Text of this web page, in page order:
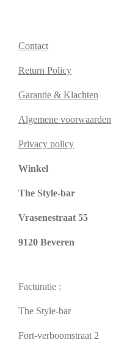
Contact
Return Policy
Garantie & Klachten
Algemene voorwaarden
Privacy policy
Winkel
The Style-bar
Vrasenestraat 55
9120 Beveren
Facturatie :
The Style-bar
Fort-verboomstraat 2